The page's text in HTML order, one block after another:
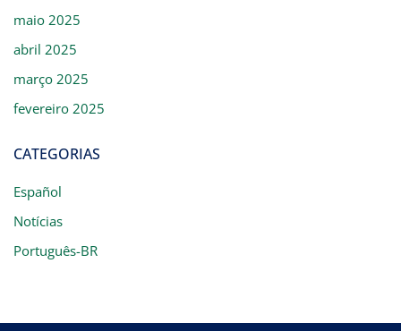
maio 2025
abril 2025
março 2025
fevereiro 2025
CATEGORIAS
Español
Notícias
Português-BR